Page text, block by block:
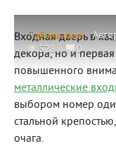
Публикации
528
0
Входная дверь в
декора, но и
повышенного
металлические
выбором номер
стальной
очага.